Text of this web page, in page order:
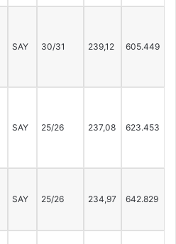
SAY 30/31 239,12 605.449
SAY 25/26 237,08 623.453
SAY 25/26 234,97 642.829